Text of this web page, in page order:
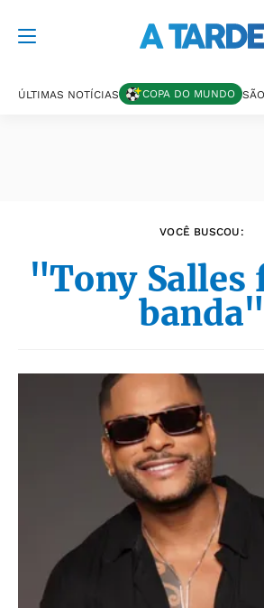
ÚLTIMAS NOTÍCIAS COPA DO MUNDO
VOCÊ BUSCOU:
"Tony Salles
banda"